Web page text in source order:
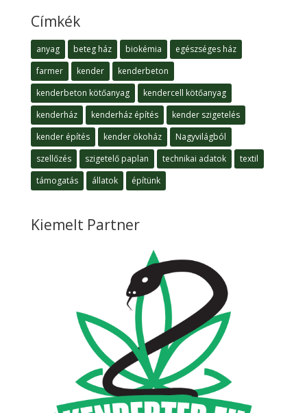
Címkék
anyag beteg ház biokémia
egészséges ház
farmer
kender
kenderbeton
kenderbeton kötőanyag
kendercell kötőanyag
kenderház
kenderház építés
kender szigetelés
kender építés
kender ökoház
Nagyvilágból
szellőzés
szigetelő paplan technikai adatok
textil
támogatás
állatok építünk
Kiemelt Partner